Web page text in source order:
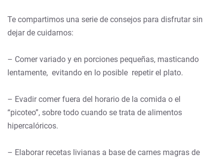
Te compartimos una serie de consejos para disfrutar sin
dejar de cuidarnos:
– Comer variado y en porciones pequeñas, masticando
lentamente, evitando en lo posible repetir el plato.
– Evadir comer fuera del horario de la comida o el
“picoteo”, sobre todo cuando se trata de alimentos
hipercalóricos.
– Elaborar recetas livianas a base de carnes magras de